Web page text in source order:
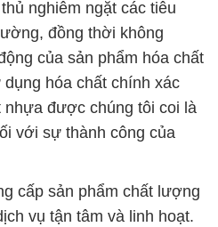
nghiêm ngặt các tiêu
đồng thời không
của sản phẩm hóa chất
hóa chất chính xác
nhựa được chúng tôi coi là
với sự thành công của
cấp sản phẩm chất lượng
vụ tận tâm và linh hoạt.